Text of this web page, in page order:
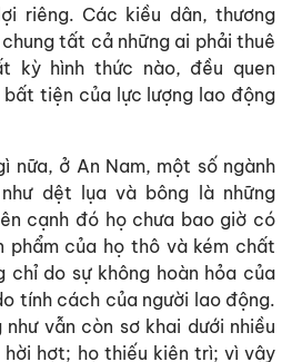
riêng. Các kiều dân, thương
tất cả những ai phải thuê
kỳ hình thức nào, đều quen
tiện của lực lượng lao động
nữa, ở An Nam, một số ngành
dệt lụa và bông là những
cạnh đó họ chưa bao giờ có
phẩm của họ thô và kém chất
chỉ do sự không hoàn hỏa của
tính cách của người lao động.
vẫn còn sơ khai dưới nhiều
hợt; họ thiếu kiên trì; vì vậy